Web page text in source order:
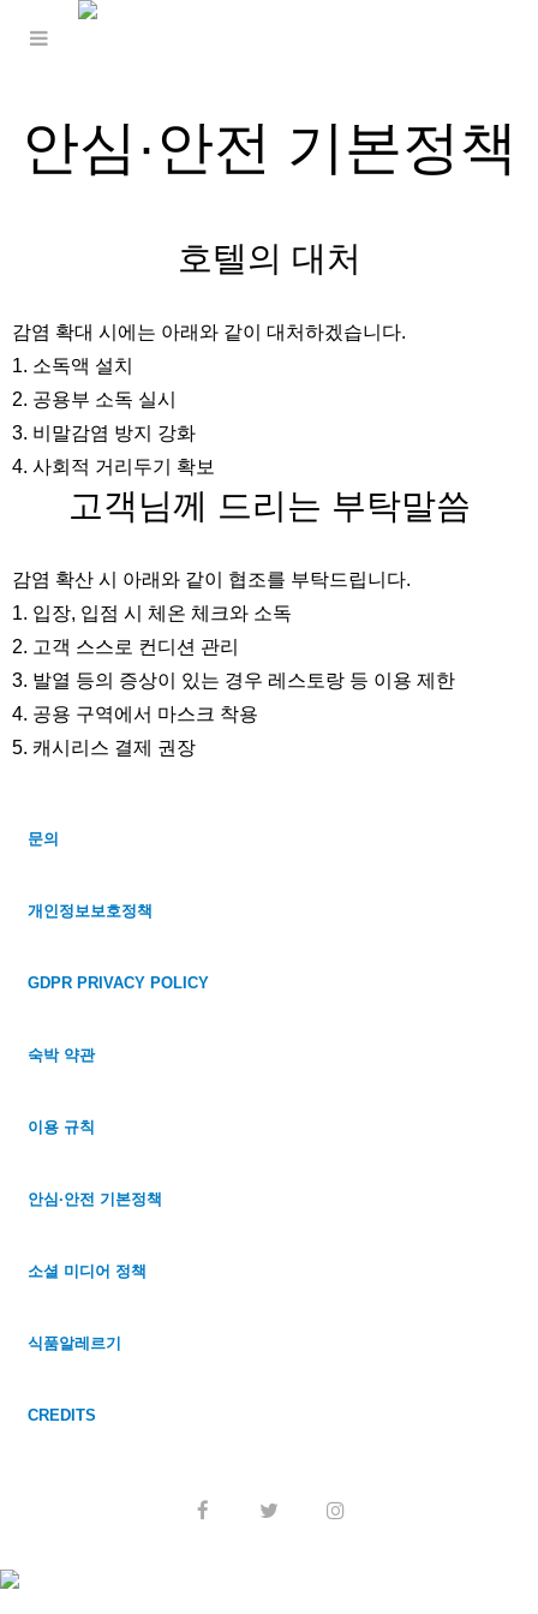
안심·안전 기본정책
호텔의 대처
감염 확대 시에는 아래와 같이 대처하겠습니다.
1. 소독액 설치
2. 공용부 소독 실시
3. 비말감염 방지 강화
4. 사회적 거리두기 확보
고객님께 드리는 부탁말씀
감염 확산 시 아래와 같이 협조를 부탁드립니다.
1. 입장, 입점 시 체온 체크와 소독
2. 고객 스스로 컨디션 관리
3. 발열 등의 증상이 있는 경우 레스토랑 등 이용 제한
4. 공용 구역에서 마스크 착용
5. 캐시리스 결제 권장
문의
개인정보보호정책
GDPR PRIVACY POLICY
숙박 약관
이용 규칙
안심·안전 기본정책
소셜 미디어 정책
식품알레르기
CREDITS